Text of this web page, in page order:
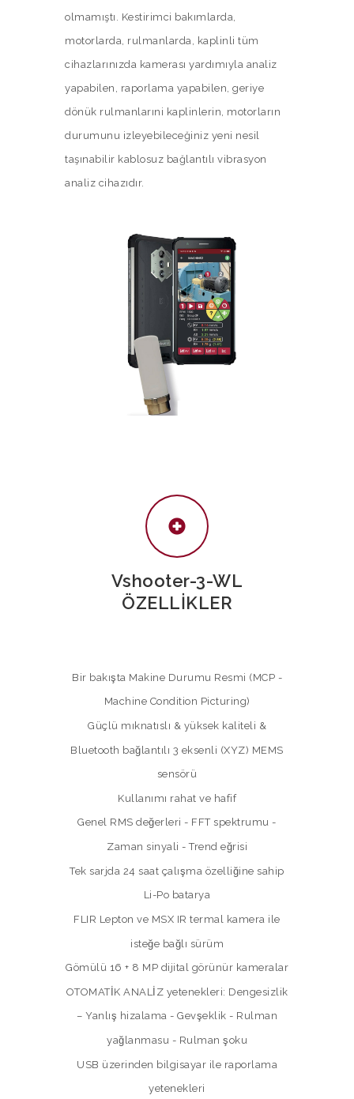
olmamıştı. Kestirimci bakımlarda,
motorlarda, rulmanlarda, kaplinli tüm
cihazlarınızda kamerası yardımıyla analiz
yapabilen, raporlama yapabilen, geriye
dönük rulmanlarıni kaplinlerin, motorların
durumunu izleyebileceğiniz yeni nesil
taşınabilir kablosuz bağlantılı vibrasyon
analiz cihazıdır.
Vshooter-3-WL
ÖZELLİKLER
Bir bakışta Makine Durumu Resmi (MCP -
Machine Condition Picturing)
Güçlü mıknatıslı & yüksek kaliteli &
Bluetooth bağlantılı 3 eksenli (XYZ) MEMS
sensörü
Kullanımı rahat ve hafif
Genel RMS değerleri - FFT spektrumu -
Zaman sinyali - Trend eğrisi
Tek sarjda 24 saat çalışma özelliğine sahip
Li-Po batarya
FLIR Lepton ve MSX IR termal kamera ile
isteğe bağlı sürüm
Gömülü 16 + 8 MP dijital görünür kameralar
OTOMATİK ANALİZ yetenekleri: Dengesizlik
– Yanlış hizalama - Gevşeklik - Rulman
yağlanmasu - Rulman şoku
USB üzerinden bilgisayar ile raporlama
yetenekleri